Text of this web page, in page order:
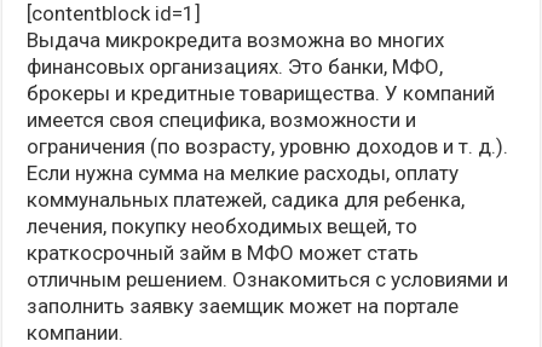
[contentblock id=1]
Выдача микрокредита возможна во многих
финансовых организациях. Это банки, МФО,
брокеры и кредитные товарищества. У компаний
имеется своя специфика, возможности и
ограничения (по возрасту, уровню доходов и т. д.).
Если нужна сумма на мелкие расходы, оплату
коммунальных платежей, садика для ребенка,
лечения, покупку необходимых вещей, то
краткосрочный займ в МФО может стать
отличным решением. Ознакомиться с условиями и
заполнить заявку заемщик может на портале
компании.